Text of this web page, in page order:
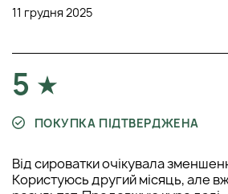
11 грудня 2025
5
ПОКУПКА ПІДТВЕРДЖЕНА
Від сироватки очікувала
Користуюсь другий місяць, але